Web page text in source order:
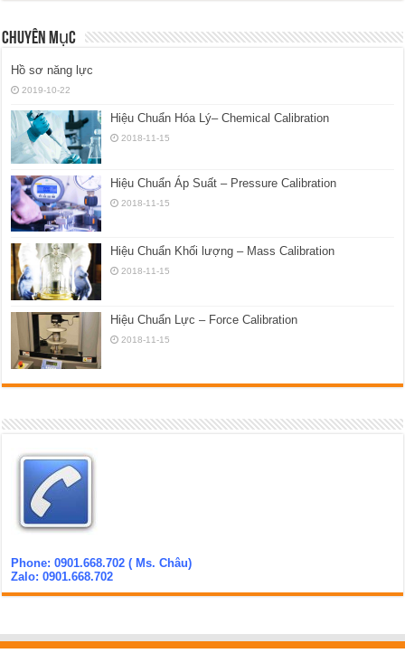
Chuyên Mục
Hồ sơ năng lực
2019-10-22
Hiệu Chuẩn Hóa Lý– Chemical Calibration
2018-11-15
Hiệu Chuẩn Áp Suất – Pressure Calibration
2018-11-15
Hiệu Chuẩn Khối lượng – Mass Calibration
2018-11-15
Hiệu Chuẩn Lực – Force Calibration
2018-11-15
Phone: 0901.668.702 ( Ms. Châu)
Zalo: 0901.668.702